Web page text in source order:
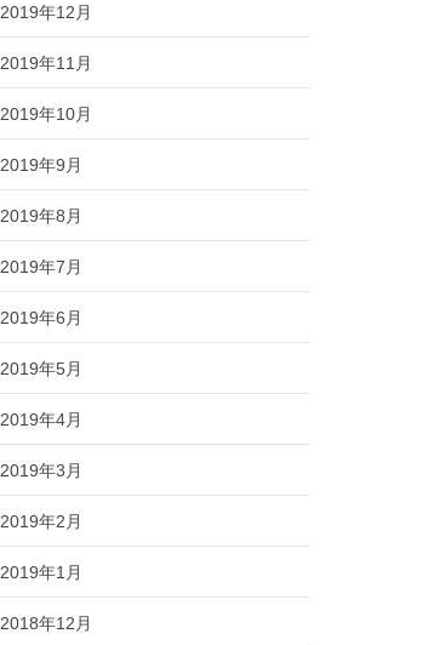
2019年12月
2019年11月
2019年10月
2019年9月
2019年8月
2019年7月
2019年6月
2019年5月
2019年4月
2019年3月
2019年2月
2019年1月
2018年12月